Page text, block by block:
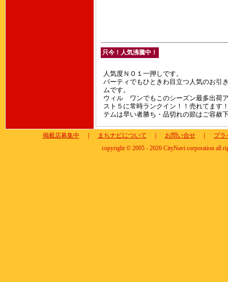
只今！人気沸騰中！
人気度ＮＯ１一押しです。
パーティでもひときわ目立つ人気のお引
ムです。
ウィル ワンでもこのシーズン最多出荷
スト５に常時ランクイン！！売れてます
テムは早い者勝ち・品切れの節はご容赦
掲載店募集中 まちナビについて お問い合せ｜
プラ
copyright © 2005 - 2026 CityNavi corporation all